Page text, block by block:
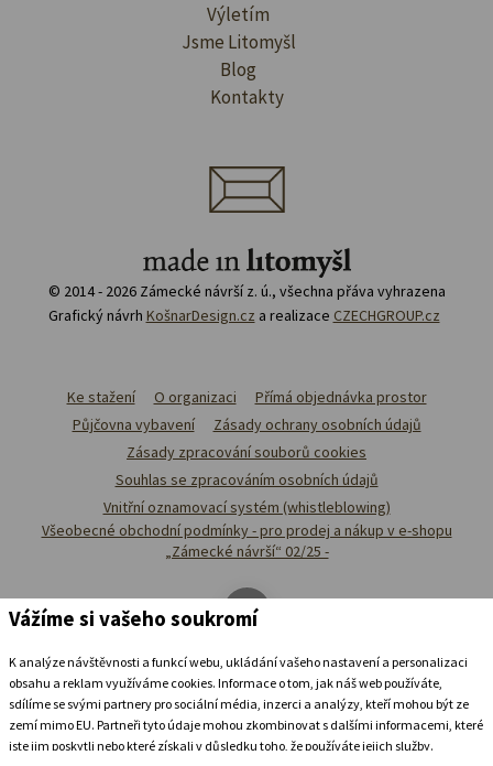
Výletím
Jsme Litomyšl
Blog
Kontakty
© 2014 - 2026 Zámecké návrší z. ú., všechna přáva vyhrazena
Grafický návrh KošnarDesign.cz a realizace CZECHGROUP.cz
Ke stažení O organizaci
Přímá objednávka prostor
Půjčovna vybavení
Zásady ochrany osobních údajů
Zásady zpracování souborů cookies
Souhlas se zpracováním osobních údajů
Vnitřní oznamovací systém (whistleblowing)
Všeobecné obchodní podmínky - pro prodej a nákup v e-shopu
„Zámecké návrší“ 02/25 -
Vážíme si vašeho soukromí
K analýze návštěvnosti a funkcí webu, ukládání vašeho nastavení a personalizaci
obsahu a reklam využíváme cookies. Informace o tom, jak náš web používáte,
sdílíme se svými partnery pro sociální média, inzerci a analýzy, kteří mohou být ze
zemí mimo EU. Partneři tyto údaje mohou zkombinovat s dalšími informacemi, které
jste jim poskytli nebo které získali v důsledku toho, že používáte jejich služby.